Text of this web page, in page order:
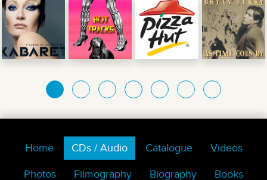
Home CDs / Audio Catalogue Videos
Photos Filmography Biography Books